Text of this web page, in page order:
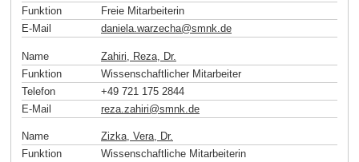
Funktion
Freie Mitarbeiterin
E-Mail
daniela.warzecha@smnk de
Name
Zahiri, Reza, Dr.
Funktion
Wissenschaftlicher Mitarbeiter
Telefon
+49 721 175 2844
E-Mail
reza.zahiri@smnk de
Name
Zizka, Vera, Dr.
Funktion
Wissenschaftliche Mitarbeiterin